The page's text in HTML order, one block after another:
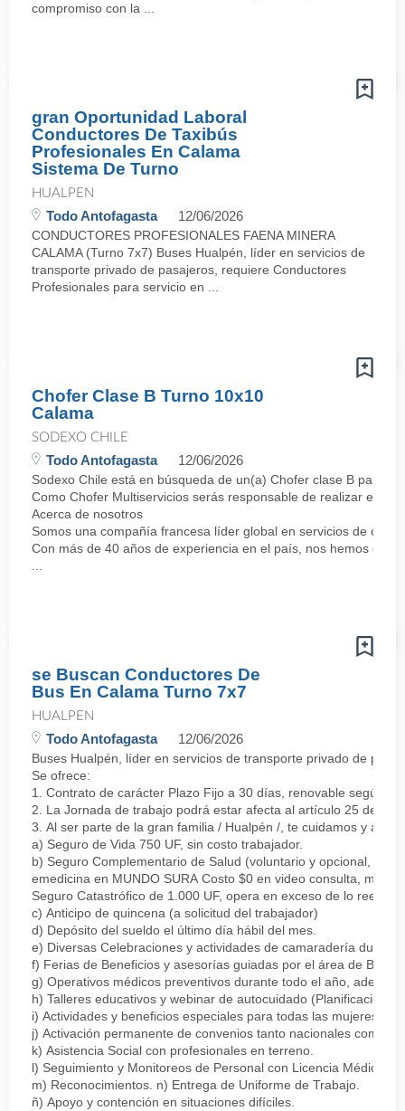
compromiso con la ...
gran Oportunidad Laboral
Conductores De Taxibús
Profesionales En Calama
Sistema De Turno
HUALPEN
Todo Antofagasta 12/06/2026
CONDUCTORES PROFESIONALES FAENA MINERA
CALAMA (Turno 7x7) Buses Hualpén, líder en servicios de
transporte privado de pasajeros, requiere Conductores
Profesionales para servicio en ...
Chofer Clase B Turno 10x10
Calama
SODEXO CHILE
Todo Antofagasta 12/06/2026
Sodexo Chile está en búsqueda de un(a) Chofer clase B para
Como Chofer Multiservicios serás responsable de realizar el
Acerca de nosotros
Somos una compañía francesa líder global en servicios de
Con más de 40 años de experiencia en el país, nos hemos
se Buscan Conductores De
Bus En Calama Turno 7x7
HUALPEN
Todo Antofagasta 12/06/2026
Buses Hualpén, líder en servicios de transporte privado de
Se ofrece:
1. Contrato de carácter Plazo Fijo a 30 días, renovable según
2. La Jornada de trabajo podrá estar afecta al artículo 25 del
3. Al ser parte de la gran familia / Hualpén /, te cuidamos y
a) Seguro de Vida 750 UF, sin costo trabajador.
b) Seguro Complementario de Salud (voluntario y opcional, de
emedicina en MUNDO SURA Costo $0 en video consulta,
Seguro Catastrófico de 1.000 UF, opera en exceso de lo
c) Anticipo de quincena (a solicitud del trabajador)
d) Depósito del sueldo el último día hábil del mes.
e) Diversas Celebraciones y actividades de camaradería
f) Ferias de Beneficios y asesorías guiadas por el área de
g) Operativos médicos preventivos durante todo el año,
h) Talleres educativos y webinar de autocuidado (Planificación
i) Actividades y beneficios especiales para todas las mujeres
j) Activación permanente de convenios tanto nacionales como
k) Asistencia Social con profesionales en terreno.
l) Seguimiento y Monitoreos de Personal con Licencia Médica.
m) Reconocimientos. n) Entrega de Uniforme de Trabajo.
ñ) Apoyo y contención en situaciones difíciles.